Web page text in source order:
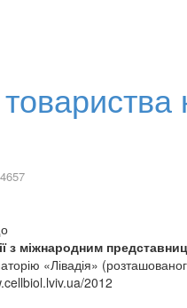
з міжнародним
«Лівадія»
2012